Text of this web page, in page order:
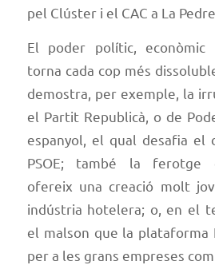
pel Clúster i el CAC a La
El poder polític, econòmic
torna cada cop més
demostra, per exemple, la
el Partit Republicà, o de
espanyol, el qual desafia el
PSOE; també la ferotge
ofereix una creació molt
indústria hotelera; o, en el
el malson que la
per a les grans empreses com